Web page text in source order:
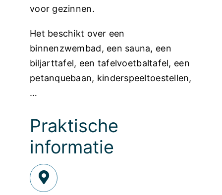
voor gezinnen.
Het beschikt over een
binnenzwembad, een sauna, een
biljarttafel, een tafelvoetbaltafel, een
petanquebaan, kinderspeeltoestellen,
…
Praktische
informatie